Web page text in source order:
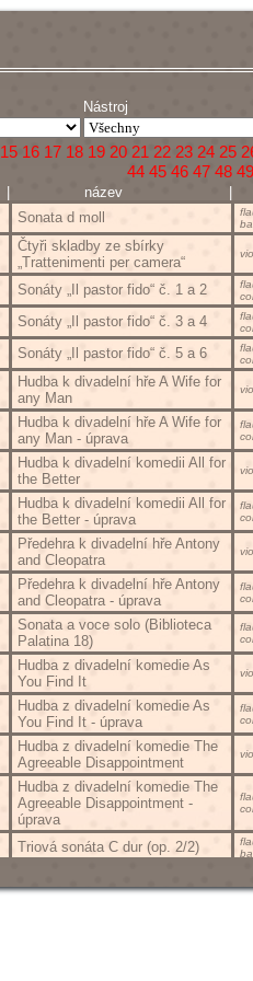
Nástroj
15 16 17 18 19 20 21 22 23 24 25
44 45 46 47 48 49
| název |
Sonata d moll
Čtyři skladby ze sbírky
„Trattenimenti per camera“
Sonáty „Il pastor fido“ č. 1 a 2
Sonáty „Il pastor fido“ č. 3 a 4
Sonáty „Il pastor fido“ č. 5 a 6
Hudba k divadelní hře A Wife for
any Man
Hudba k divadelní hře A Wife for
any Man - úprava
Hudba k divadelní komedii All for
the Better
Hudba k divadelní komedii All for
the Better - úprava
Předehra k divadelní hře Antony
and Cleopatra
Předehra k divadelní hře Antony
and Cleopatra - úprava
Sonata a voce solo (Biblioteca
Palatina 18)
Hudba z divadelní komedie As
You Find It
Hudba z divadelní komedie As
You Find It - úprava
Hudba z divadelní komedie The
Agreeable Disappointment
Hudba z divadelní komedie The
Agreeable Disappointment -
úprava
Triová sonáta C dur (op. 2/2)